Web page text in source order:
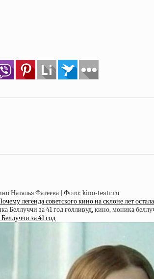
легенда советского кино на склоне лет
за 41 год